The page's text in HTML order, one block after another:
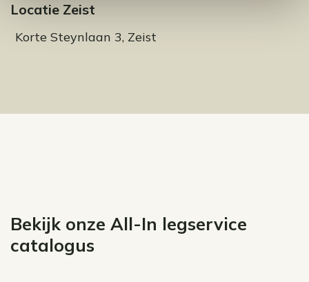
Locatie Zeist
Korte Steynlaan 3, Zeist
Bekijk onze All-In legservice
catalogus